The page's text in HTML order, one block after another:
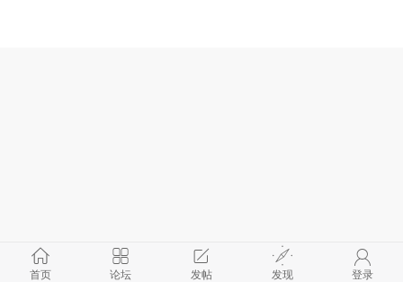
首页 论坛 发帖 发现 登录